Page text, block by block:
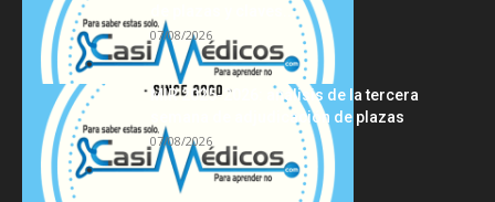
de plazas y claves...
07/08/2026
MIR 2025-2026: análisis de la tercera
semana de adjudicación de plazas
07/08/2026